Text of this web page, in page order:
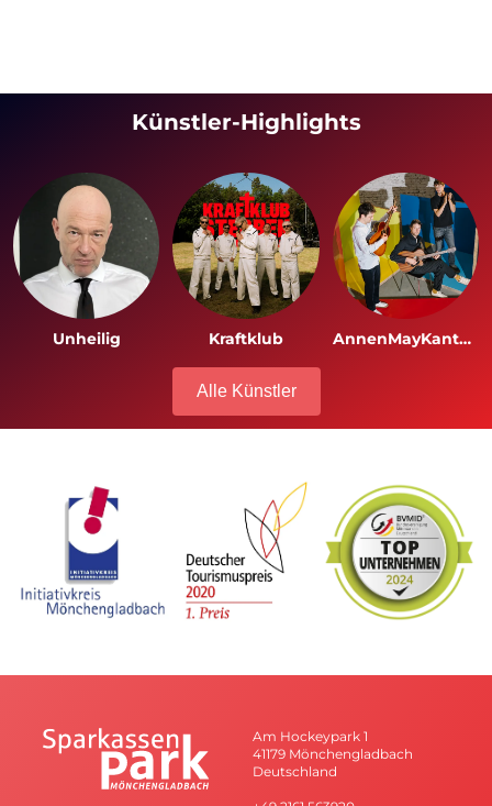
Künstler-Highlights
Unheilig Kraftklub AnnenMayKantereit
Alle Künstler
Am Hockeypark 1
41179 Mönchengladbach
Deutschland